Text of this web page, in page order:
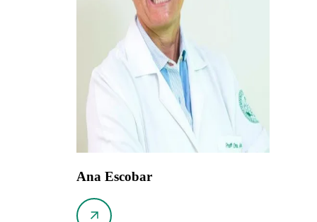
Ana Escobar